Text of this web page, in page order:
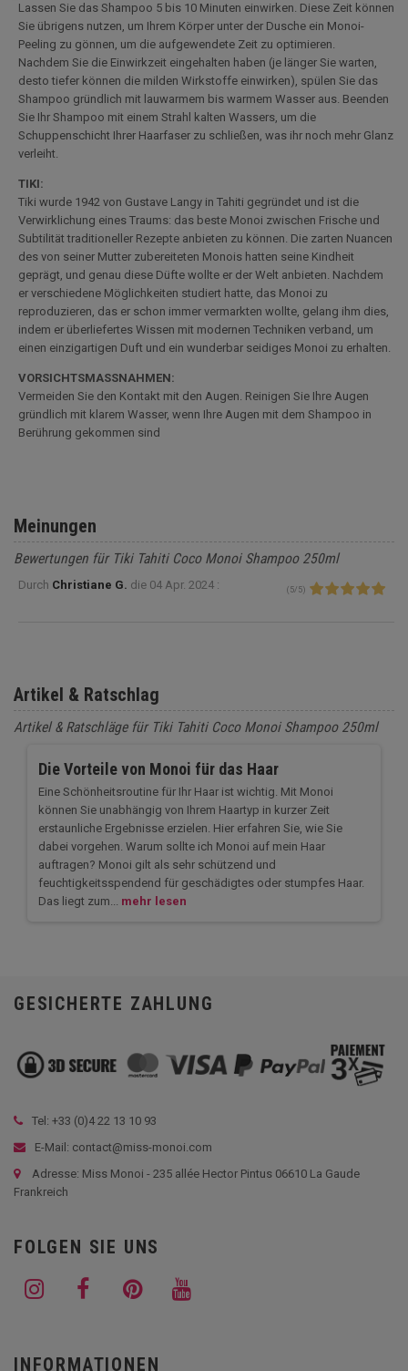
Lassen Sie das Shampoo 5 bis 10 Minuten einwirken. Diese Zeit können
Sie übrigens nutzen, um Ihrem Körper unter der Dusche ein Monoi-
Peeling zu gönnen, um die aufgewendete Zeit zu optimieren.
Nachdem Sie die Einwirkzeit eingehalten haben (je länger Sie warten,
desto tiefer können die milden Wirkstoffe einwirken), spülen Sie das
Shampoo gründlich mit lauwarmem bis warmem Wasser aus. Beenden
Sie Ihr Shampoo mit einem Strahl kalten Wassers, um die
Schuppenschicht Ihrer Haarfaser zu schließen, was ihr noch mehr Glanz
verleiht.
TIKI:
Tiki wurde 1942 von Gustave Langy in Tahiti gegründet und ist die
Verwirklichung eines Traums: das beste Monoi zwischen Frische und
Subtilität traditioneller Rezepte anbieten zu können. Die zarten Nuancen
des von seiner Mutter zubereiteten Monois hatten seine Kindheit
geprägt, und genau diese Düfte wollte er der Welt anbieten. Nachdem
er verschiedene Möglichkeiten studiert hatte, das Monoi zu
reproduzieren, das er schon immer vermarkten wollte, gelang ihm dies,
indem er überliefertes Wissen mit modernen Techniken verband, um
einen einzigartigen Duft und ein wunderbar seidiges Monoi zu erhalten.
VORSICHTSMASSNAHMEN:
Vermeiden Sie den Kontakt mit den Augen. Reinigen Sie Ihre Augen
gründlich mit klarem Wasser, wenn Ihre Augen mit dem Shampoo in
Berührung gekommen sind
Meinungen
Bewertungen für Tiki Tahiti Coco Monoi Shampoo 250ml
Durch Christiane G. die 04 Apr. 2024 : ( 5/ 5)
Artikel & Ratschlag
Artikel & Ratschläge für Tiki Tahiti Coco Monoi Shampoo 250ml
Die Vorteile von Monoi für das Haar
Eine Schönheitsroutine für Ihr Haar ist wichtig. Mit Monoi
können Sie unabhängig von Ihrem Haartyp in kurzer Zeit
erstaunliche Ergebnisse erzielen. Hier erfahren Sie, wie Sie
dabei vorgehen. Warum sollte ich Monoi auf mein Haar
auftragen? Monoi gilt als sehr schützend und
feuchtigkeitsspendend für geschädigtes oder stumpfes Haar.
Das liegt zum... mehr lesen
GESICHERTE ZAHLUNG
Tel: +33 (0)4 22 13 10 93
E-Mail: contact@miss-monoi.com
Adresse: Miss Monoi - 235 allée Hector Pintus 06610 La Gaude
Frankreich
FOLGEN SIE UNS
INFORMATIONEN